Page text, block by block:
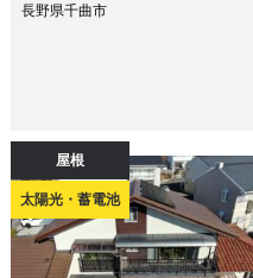
長野県千曲市
屋根
太陽光・蓄電池